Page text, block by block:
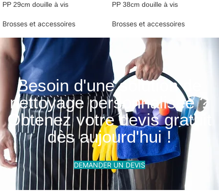
PP 29cm douille à vis
Brosses et accessoires
PP 38cm douille à vis
Brosses et accessoires
Besoin d'une solution de
nettoyage personnalisée ?
Obtenez votre devis gratuit
dès aujourd'hui !
DEMANDER UN DEVIS